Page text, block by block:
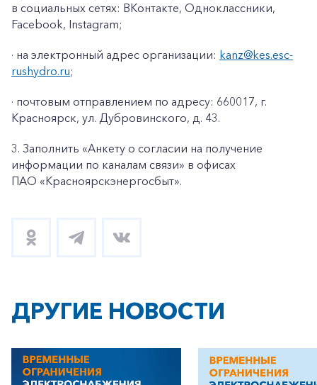
в социальных сетях: ВКонтакте, Одноклассники,
Facebook, Instagram;
· на электронный адрес организации: kanz@kes.esc-
rushydro.ru;
· почтовым отправлением по адресу: 660017, г.
Красноярск, ул. Дубровинского, д. 43.
3. Заполнить «Анкету о согласии на получение
информации по каналам связи» в офисах
ПАО «Красноярскэнергосбыт».
ДРУГИЕ НОВОСТИ